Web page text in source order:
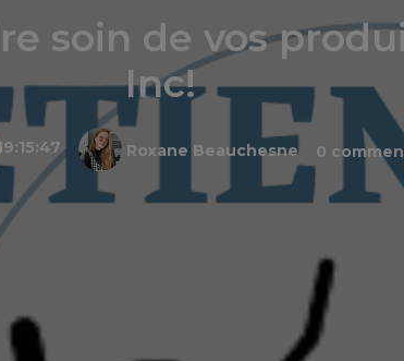
soin de vos
Inc!
Roxane Beauchesne 0